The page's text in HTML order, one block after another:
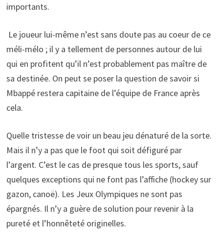
importants.
Le joueur lui-même n’est sans doute pas au coeur de ce
méli-mélo ; il y a tellement de personnes autour de lui
qui en profitent qu’il n’est probablement pas maître de
sa destinée. On peut se poser la question de savoir si
Mbappé restera capitaine de l’équipe de France après
cela.
Quelle tristesse de voir un beau jeu dénaturé de la sorte.
Mais il n’y a pas que le foot qui soit défiguré par
l’argent. C’est le cas de presque tous les sports, sauf
quelques exceptions qui ne font pas l’affiche (hockey sur
gazon, canoë). Les Jeux Olympiques ne sont pas
épargnés. Il n’y a guère de solution pour revenir à la
pureté et l’honnêteté originelles.